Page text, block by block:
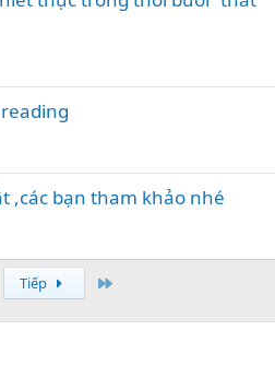
,các bạn tham khảo nhé
Tiếp